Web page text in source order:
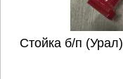
Стойка б/п (Урал)